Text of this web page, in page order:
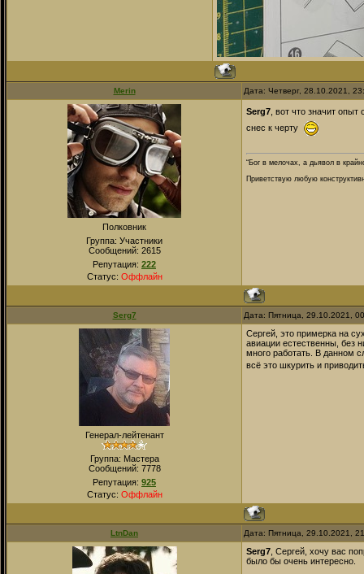
Merin Дата: Четверг, 28.10.2021,
Полковник
Группа: Участники
Сообщений: 2615
Репутация: 222
Статус: Оффлайн
Serg7 , вот что значит
снес к черту
“Бог в мелочах, а дьявол в
Приветствую любую
Serg7 Дата: Пятница, 29.10.2021,
Генерал-лейтенант
Группа: Мастера
Сообщений: 7778
Репутация: 925
Статус: Оффлайн
Сергей, это примерка на
авиации естественны, без
много работать. В данном
всё это шкурить и
LtnDan Дата: Пятница, 29.10.2021,
Serg7 , Сергей, хочу вас
было бы очень интересно.